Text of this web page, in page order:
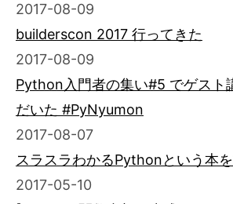
2017-08-09
builderscon 2017 行ってきた
2017-08-09
Python入門者の集い#5 でゲスト
だいた #PyNyumon
2017-08-07
スラスラわかるPythonという本
2017-05-10